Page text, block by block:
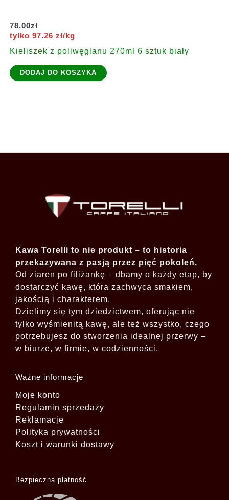
78.00zł
tylko 97.26 zł/kg
Kieliszek z poliwęglanu 270ml 6 sztuk biały
DODAJ DO KOSZYKA
Kawa Torelli to nie produkt – to historia
przekazywana z pasją przez pięć pokoleń.
Od ziaren po filiżankę – dbamy o każdy etap, by
dostarczyć kawę, która zachwyca smakiem,
jakością i charakterem.
Dzielimy się tym dziedzictwem, oferując nie
tylko wyśmienitą kawę, ale też wszystko, czego
potrzebujesz do stworzenia idealnej przerwy –
w biurze, w firmie, w codzienności.
Ważne informacje
Moje konto
Regulamin sprzedaży
Reklamacje
Polityka prywatności
Koszt i warunki dostawy
Bezpieczna płatność